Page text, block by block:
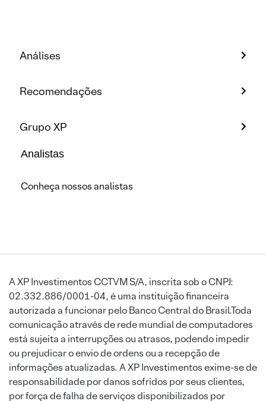
Análises
Recomendações
Grupo XP
Analistas
Conheça nossos analistas
A XP Investimentos CCTVM S/A, inscrita sob o CNPJ:
02.332.886/0001-04, é uma instituição financeira
autorizada a funcionar pelo Banco Central do Brasil.Toda
comunicação através de rede mundial de computadores
está sujeita a interrupções ou atrasos, podendo impedir
ou prejudicar o envio de ordens ou a recepção de
informações atualizadas. A XP Investimentos exime-se de
responsabilidade por danos sofridos por seus clientes,
por força de falha de serviços disponibilizados por